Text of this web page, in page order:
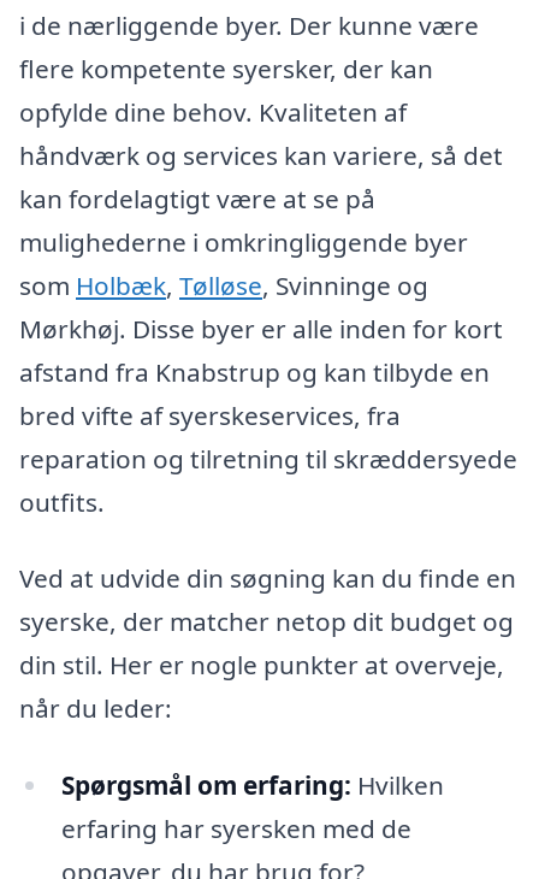
i de nærliggende byer. Der kunne være
flere kompetente syersker, der kan
opfylde dine behov. Kvaliteten af
håndværk og services kan variere, så det
kan fordelagtigt være at se på
mulighederne i omkringliggende byer
som Holbæk, Tølløse, Svinninge og
Mørkhøj. Disse byer er alle inden for kort
afstand fra Knabstrup og kan tilbyde en
bred vifte af syerskeservices, fra
reparation og tilretning til skræddersyede
outfits.
Ved at udvide din søgning kan du finde en
syerske, der matcher netop dit budget og
din stil. Her er nogle punkter at overveje,
når du leder:
Spørgsmål om erfaring: Hvilken
erfaring har syersken med de
opgaver, du har brug for?